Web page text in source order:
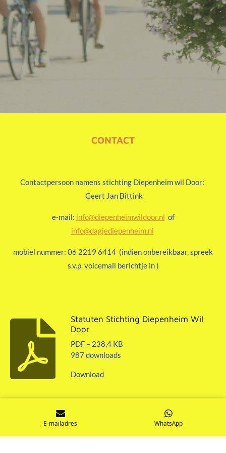
CONTACT
Contactpersoon namens stichting Diepenheim wil Door:
Geert Jan Bittink
e-mail: info@diepenheimwildoor.nl of
info@dagjediepenheim.nl
mobiel nummer: 06 2219 6414 (indien onbereikbaar, spreek
s.v.p. voicemail berichtje in )
Statuten Stichting Diepenheim Wil
Door
PDF – 238,4 KB
987 downloads
Download
E-mailadres WhatsApp